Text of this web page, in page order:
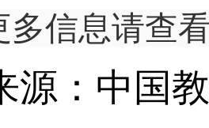
多信息请查
源：中国